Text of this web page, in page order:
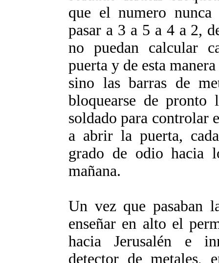
que el numero nunca
pasar a 3 a 5 a 4 a 2,
no puedan calcular
puerta y de esta
sino las barras de
bloquearse de
soldado para controlar
a abrir la puerta,
grado de odio hacia
mañana.
Un vez que pasaban
enseñar en alto el
hacia Jerusalén e
detector de metales,